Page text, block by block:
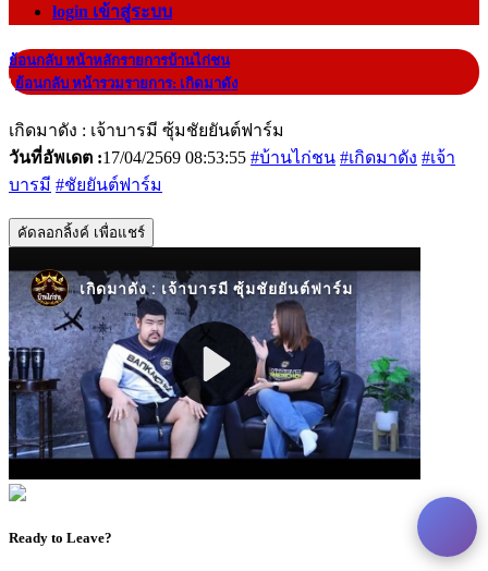
login เข้าสู่ระบบ
ย้อนกลับ หน้าหลักรายการบ้านไก่ชน
|ย้อนกลับ หน้ารวมรายการ: เกิดมาดัง
เกิดมาดัง : เจ้าบารมี ซุ้มชัยยันต์ฟาร์ม
วันที่อัพเดต :17/04/2569 08:53:55 #บ้านไก่ชน #เกิดมาดัง #เจ้า
บารมี #ชัยยันต์ฟาร์ม
คัดลอกลิ้งค์ เพื่อแชร์
Ready to Leave?